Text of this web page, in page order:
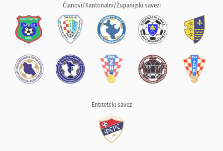
Članovi/Kantonalni/Županijski savezi
Entitetski savez